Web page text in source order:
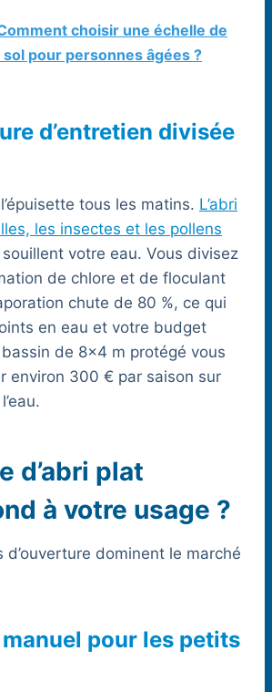
choisir une échelle de
pour personnes âgées ?
d’entretien divisée
tous les matins. L’abri
les insectes et les pollens
souillent votre eau. Vous divisez
de chlore et de floculant
chute de 80 %, ce qui
en eau et votre budget
de 8×4 m protégé vous
environ 300 € par saison sur
d’abri plat
à votre usage ?
d’ouverture dominent le marché
manuel pour les petits